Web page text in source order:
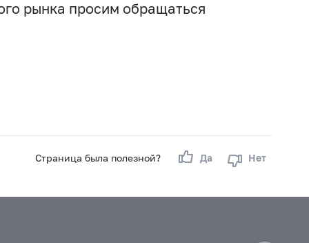
рынка просим обращаться
Страница была полезной? Да Нет